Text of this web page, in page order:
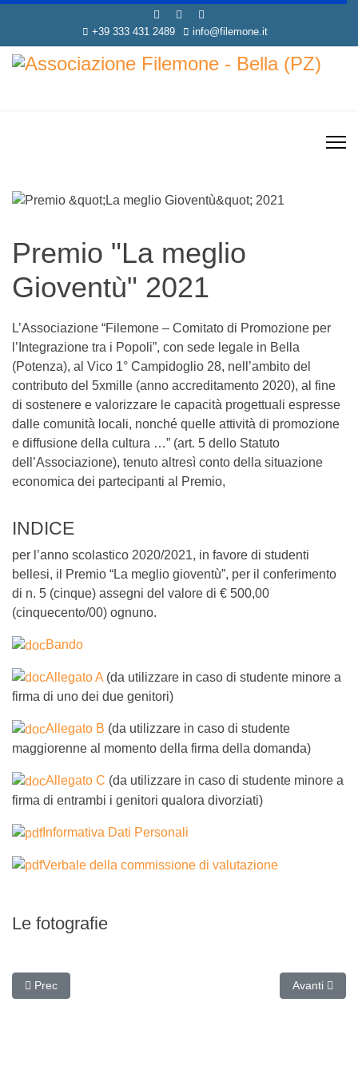
+39 333 431 2489 info@filemone.it
Premio "La meglio
Gioventù" 2021
L’Associazione “Filemone – Comitato di Promozione per
l’Integrazione tra i Popoli”, con sede legale in Bella
(Potenza), al Vico 1° Campidoglio 28, nell’ambito del
contributo del 5xmille (anno accreditamento 2020), al fine
di sostenere e valorizzare le capacità progettuali espresse
dalle comunità locali, nonché quelle attività di promozione
e diffusione della cultura …” (art. 5 dello Statuto
dell’Associazione), tenuto altresì conto della situazione
economica dei partecipanti al Premio,
INDICE
per l’anno scolastico 2020/2021, in favore di studenti
bellesi, il Premio “La meglio gioventù”, per il conferimento
di n. 5 (cinque) assegni del valore di € 500,00
(cinquecento/00) ognuno.
Bando
Allegato A (da utilizzare in caso di studente minore a
firma di uno dei due genitori)
Allegato B (da utilizzare in caso di studente
maggiorenne al momento della firma della domanda)
Allegato C (da utilizzare in caso di studente minore a
firma di entrambi i genitori qualora divorziati)
Informativa Dati Personali
Verbale della commissione di valutazione
Le fotografie
Articolo precedente: Premio "La meglio Gioventù" 2022
Prec Articolo
Avanti